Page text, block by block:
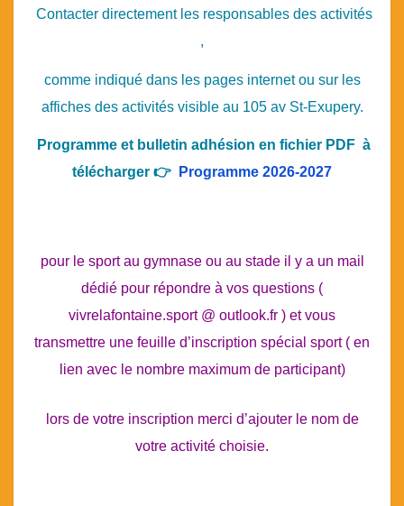
Contacter directement les responsables des activités
,
comme indiqué dans les pages internet ou sur les
affiches des activités visible au 105 av St-Exupery.
Programme et bulletin adhésion en fichier PDF à
télécharger 👉
Programme 2026-2027
pour le sport au gymnase ou au stade il y a un mail
dédié pour répondre à vos questions (
vivrelafontaine.sport @ outlook.fr ) et vous
transmettre une feuille d’inscription spécial sport ( en
lien avec le nombre maximum de participant)
lors de votre inscription merci d’ajouter le nom de
votre activité choisie.